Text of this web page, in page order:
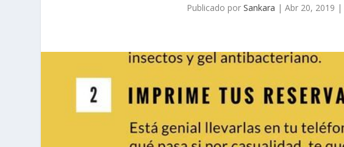
Publicado por Sankara | Abr 20, 2019 |